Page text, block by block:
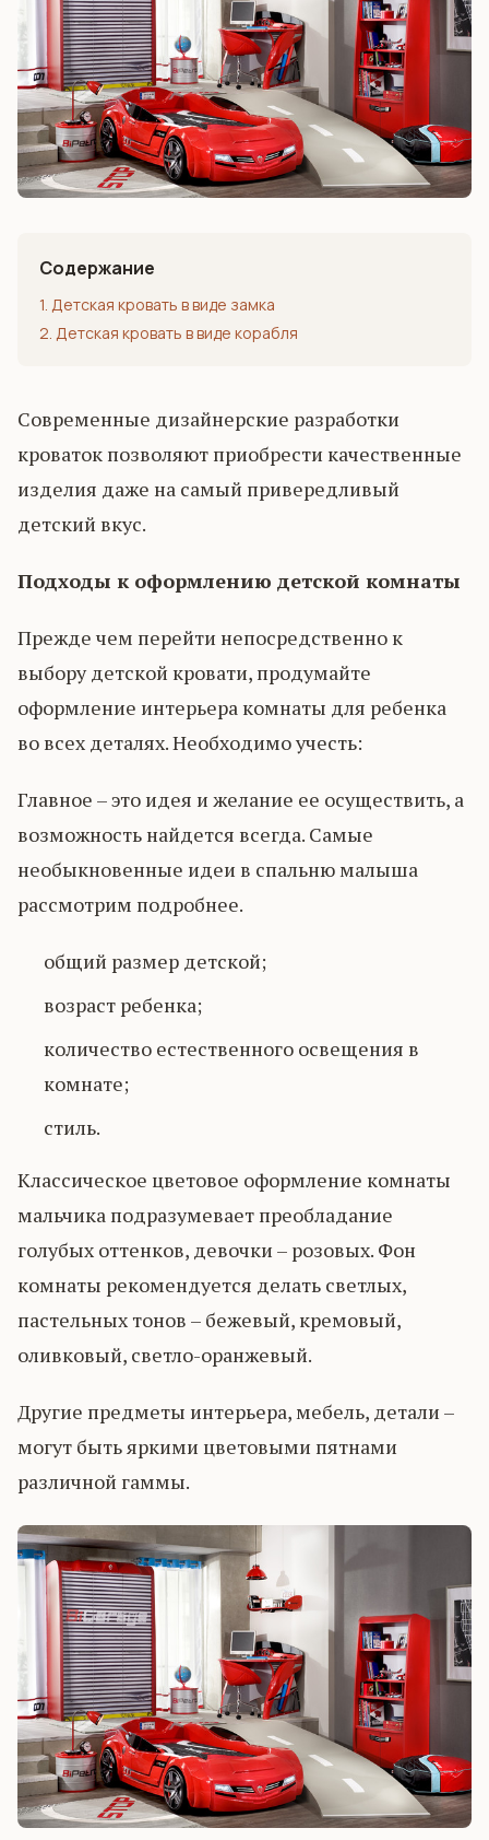
Содержание
1. Детская кровать в виде замка
2. Детская кровать в виде корабля
Современные дизайнерские разработки
кроваток позволяют приобрести качественные
изделия даже на самый привередливый
детский вкус.
Подходы к оформлению детской комнаты
Прежде чем перейти непосредственно к
выбору детской кровати, продумайте
оформление интерьера комнаты для ребенка
во всех деталях. Необходимо учесть:
Главное – это идея и желание ее осуществить, а
возможность найдется всегда. Самые
необыкновенные идеи в спальню малыша
рассмотрим подробнее.
общий размер детской;
возраст ребенка;
количество естественного освещения в
комнате;
стиль.
Классическое цветовое оформление комнаты
мальчика подразумевает преобладание
голубых оттенков, девочки – розовых. Фон
комнаты рекомендуется делать светлых,
пастельных тонов – бежевый, кремовый,
оливковый, светло-оранжевый.
Другие предметы интерьера, мебель, детали –
могут быть яркими цветовыми пятнами
различной гаммы.